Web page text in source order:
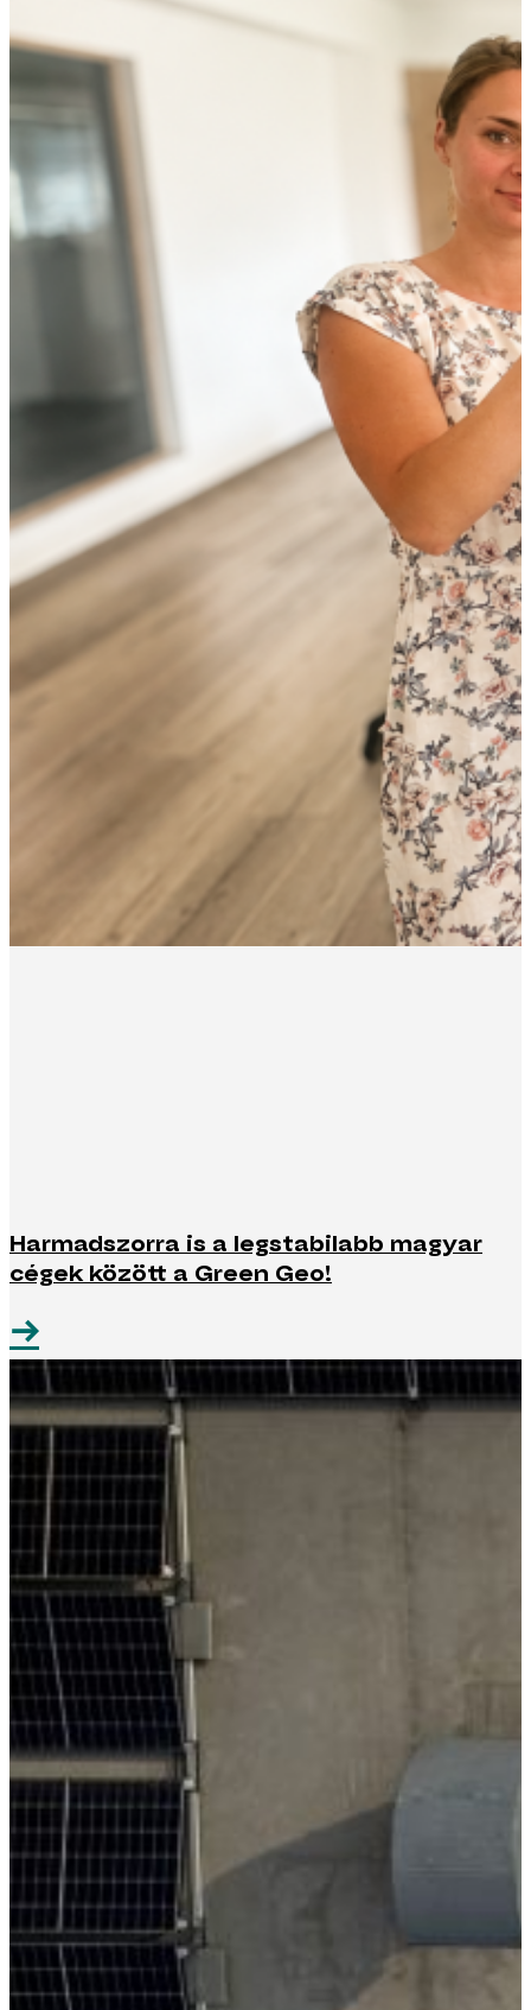
Harmadszorra is a legstabilabb magyar
cégek között a Green Geo!
→